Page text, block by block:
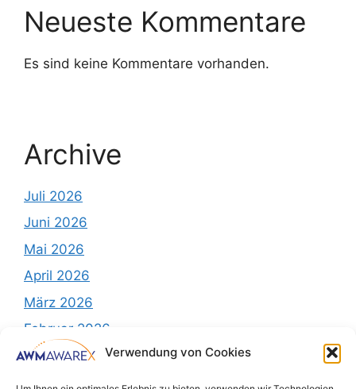
Verwendung von Cookies
Neueste Kommentare
Es sind keine Kommentare vorhanden.
Archive
Juli 2026
Juni 2026
Mai 2026
April 2026
März 2026
Februar 2026
Dezember 2025
November 2025